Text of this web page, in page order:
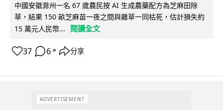
中國安徽滁州一名 67 歲農民按 AI 生成農藥配方為芝麻田除
草，結果 150 畝芝麻苗一夜之間與雜草一同枯死，估計損失約
15 萬元人民幣...
閱讀全文
37 6 ↗ 分享
ADVERTISEMENT